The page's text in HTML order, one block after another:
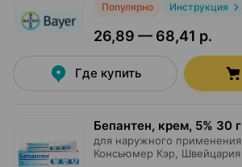
Популярно Инструкция
26,89 — 68,41 р.
Где купить
Бепантен, крем, 5% 30 г
для наружного применения,
Консьюмер Кэр , Швейцария